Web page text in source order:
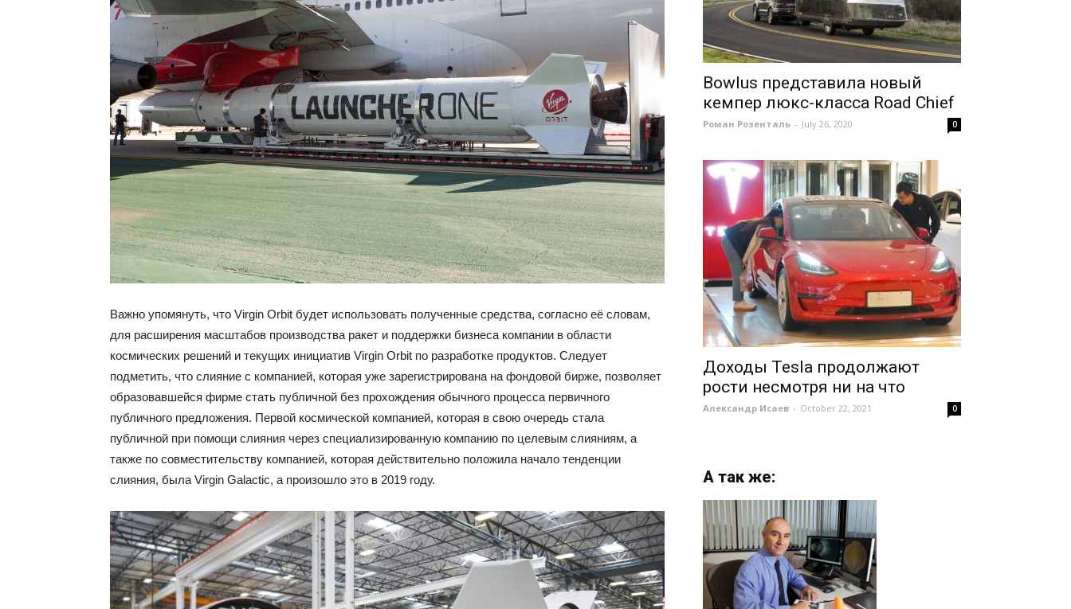
Важно упомянуть, что Virgin Orbit будет использовать полученные средства, согласно её словам,
для расширения масштабов производства ракет и поддержки бизнеса компании в области
космических решений и текущих инициатив Virgin Orbit по разработке продуктов. Следует
подметить, что слияние с компанией, которая уже зарегистрирована на фондовой бирже, позволяет
образовавшейся фирме стать публичной без прохождения обычного процесса первичного
публичного предложения. Первой космической компанией, которая в свою очередь стала
публичной при помощи слияния через специализированную компанию по целевым слияниям, а
также по совместительству компанией, которая действительно положила начало тенденции
слияния, была Virgin Galactic, а произошло это в 2019 году.
Bowlus представила новый
кемпер люкс-класса Road Chief
Роман Розенталь - July 26, 2020 0
Доходы Tesla продолжают
рости несмотря ни на что
Александр Исаев - October 22, 2021 0
А так же: